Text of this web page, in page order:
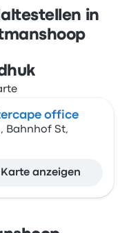
in
office
Bahnhof St,
Karte anzeigen